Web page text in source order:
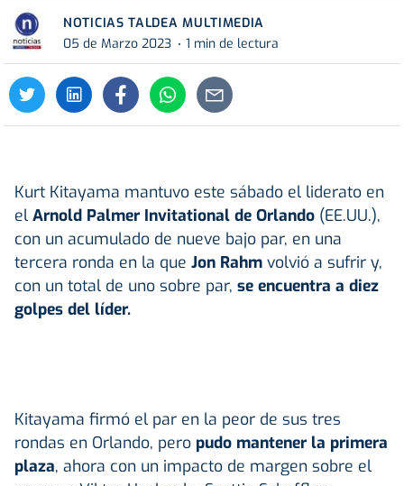
NOTICIAS TALDEA MULTIMEDIA
05 de Marzo 2023
1 min de lectura
Kurt Kitayama mantuvo este sábado el liderato en
el Arnold Palmer Invitational de Orlando (EE.UU.),
con un acumulado de nueve bajo par, en una
tercera ronda en la que Jon Rahm volvió a sufrir y,
con un total de uno sobre par, se encuentra a diez
golpes del líder.
Kitayama firmó el par en la peor de sus tres
rondas en Orlando, pero pudo mantener la primera
plaza, ahora con un impacto de margen sobre el